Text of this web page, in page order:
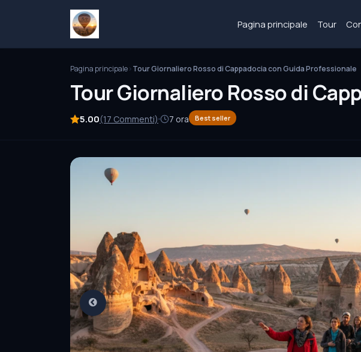
Pagina principale Tour
Pagina principale Tour Giornaliero Rosso di Cappadocia con Guida Professionale
Tour Giornaliero Rosso di
5.00(17 Commenti) 7 ora Best seller